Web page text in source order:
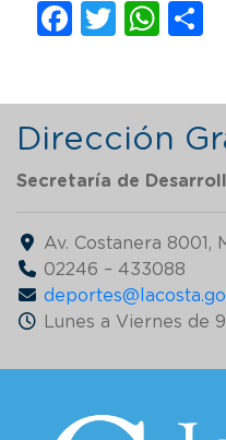
Facebook
Twitter
Dirección
Secretaría de
Av. Costanera 8001,
02246 – 433088
Lunes a Viernes de